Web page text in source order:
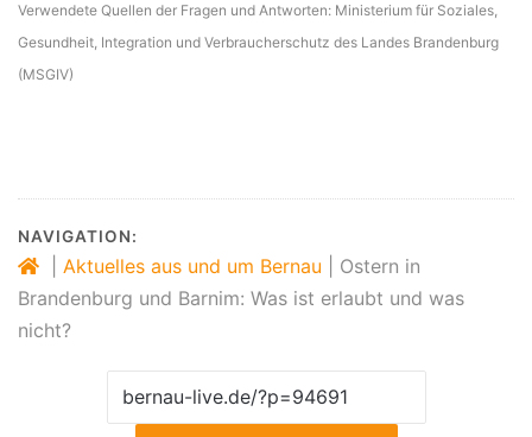
Verwendete Quellen der Fragen und Antworten: Ministerium für Soziales,
Gesundheit, Integration und Verbraucherschutz des Landes Brandenburg
(MSGIV)
NAVIGATION:
Aktuelles aus und um Bernau
Ostern in
Brandenburg und Barnim: Was ist erlaubt und was
nicht?